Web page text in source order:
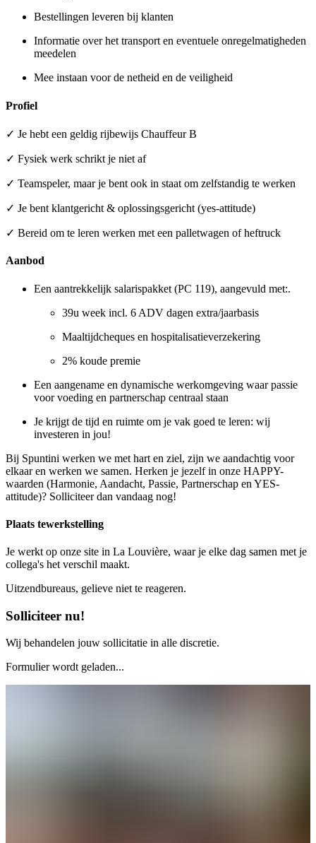
Bestellingen leveren bij klanten
Informatie over het transport en eventuele onregelmatigheden
meedelen
Mee instaan voor de netheid en de veiligheid
Profiel
✓ Je hebt een geldig rijbewijs Chauffeur B
✓ Fysiek werk schrikt je niet af
✓ Teamspeler, maar je bent ook in staat om zelfstandig te werken
✓ Je bent klantgericht & oplossingsgericht (yes-attitude)
✓ Bereid om te leren werken met een palletwagen of heftruck
Aanbod
Een aantrekkelijk salarispakket (PC 119), aangevuld met:.
39u week incl. 6 ADV dagen extra/jaarbasis
Maaltijdcheques en hospitalisatieverzekering
2% koude premie
Een aangename en dynamische werkomgeving waar passie
voor voeding en partnerschap centraal staan
Je krijgt de tijd en ruimte om je vak goed te leren: wij
investeren in jou!
Bij Spuntini werken we met hart en ziel, zijn we aandachtig voor
elkaar en werken we samen. Herken je jezelf in onze HAPPY-
waarden (Harmonie, Aandacht, Passie, Partnerschap en YES-
attitude)? Solliciteer dan vandaag nog!
Plaats tewerkstelling
Je werkt op onze site in La Louvière, waar je elke dag samen met je
collega's het verschil maakt.
Uitzendbureaus, gelieve niet te reageren.
Solliciteer nu!
Wij behandelen jouw sollicitatie in alle discretie.
Formulier wordt geladen...